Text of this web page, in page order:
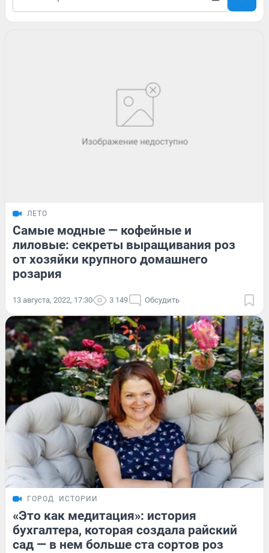
ЛЕТО
Самые модные — кофейные и
лиловые: секреты выращивания роз
от хозяйки крупного домашнего
розария
13 августа, 2022, 17:30 3 149 Обсудить
ГОРОД ИСТОРИИ
«Это как медитация»: история
бухгалтера, которая создала райский
сад — в нем больше ста сортов роз